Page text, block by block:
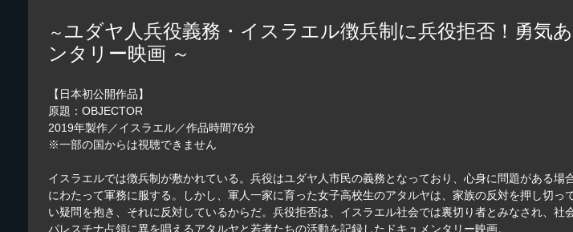
～ ユダヤ人兵役義務・イスラエル徴兵制に兵役拒否！勇気
ンタリー映画 ～
【日本初公開作品】
原題：OBJECTOR
2019年製作／イスラエル／作品時間76分
※一部の国からは視聴できません
イスラエルでは徴兵制が敷かれている。兵役はユダヤ人市民の義務となっており、心身に問題がある
にわたって軍務に服する。しかし、軍人一家に育った女子高校生のアタルヤは、家族の反対を押し切
い疑問を抱き、それに反対しているからだ。兵役拒否は、イスラエル社会では裏切り者とみなされ、
パレスチナ占領に異を唱えるアタルヤと若者たちの活動を記録したドキュメンタリー映画。